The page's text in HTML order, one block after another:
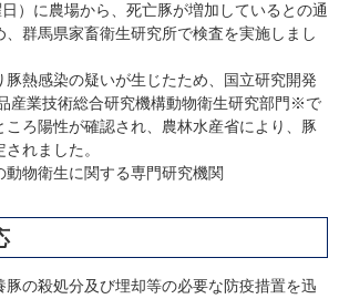
）に農場から、死亡豚が増加しているとの通
、群馬県家畜衛生研究所で検査を実施しまし
豚熱感染の疑いが生じたため、国立研究開発
産業技術総合研究機構動物衛生研究部門※で
ころ陽性が確認され、農林水産省により、豚
れました。
物衛生に関する専門研究機関
豚の殺処分及び埋却等の必要な防疫措置を迅